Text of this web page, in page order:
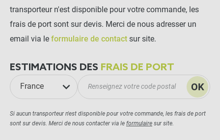
transporteur n'est disponible pour votre commande, les
frais de port sont sur devis. Merci de nous adresser un
email via le formulaire de contact sur site.
ESTIMATIONS DES FRAIS DE PORT
France OK
Si aucun transporteur n'est disponible pour votre commande, les frais de port
sont sur devis. Merci de nous contacter via le formulaire sur site.